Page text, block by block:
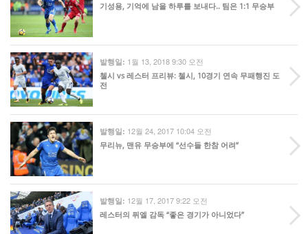
기성용, 기억에 남을 하루를 보내다.. 팀은 1:1 무승부
발행일: 1월 13, 2018 9:30 오전
첼시 vs 레스터 프리뷰: 첼시, 10경기 연속 무패행진 도
전
발행일: 12월 24, 2017 10:04 오전
무리뉴, 맨유 무승부에 “선수들 한참 어려”
발행일: 12월 17, 2017 9:22 오전
레스터의 퓌엘 감독 “좋은 경기가 아니었다”